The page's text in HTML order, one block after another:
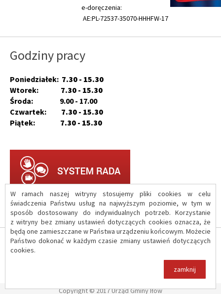
W ramach naszej witryny stosujemy pliki cookies w celu
świadczenia Państwu usług na najwyższym poziomie, w tym w
sposób dostosowany do indywidualnych potrzeb. Korzystanie
z witryny bez zmiany ustawień dotyczących cookies oznacza, że
będą one zamieszczane w Państwa urządzeniu końcowym. Możecie
Państwo dokonać w każdym czasie zmiany ustawień dotyczących
cookies.
zamknij
e-doręczenia:
AE:PL-72537-35070-HHHFW-17
Godziny pracy
Poniedziałek: 7.30 - 15.30
Wtorek: 7.30 - 15.30
Środa: 9.00 - 17.00
Czwartek: 7.30 - 15.30
Piątek: 7.30 - 15.30
O serwisie
Copyright © 2017 Urząd Gminy Iłów